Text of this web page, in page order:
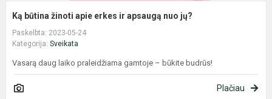
Ką būtina žinoti apie erkes ir apsaugą nuo jų?
Paskelbta: 2023-05-24
Kategorija: Sveikata
Vasarą daug laiko praleidžiama gamtoje – būkite budrūs!
Plačiau